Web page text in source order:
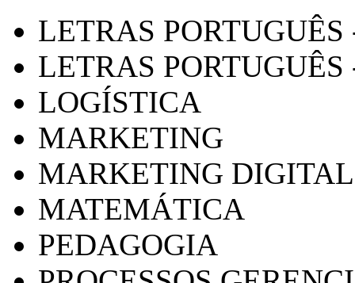
LETRAS
LETRAS PORTUGUÊS
LOGÍSTICA
MARKETING
MARKETING DIGITAL
MATEMÁTICA
PEDAGOGIA